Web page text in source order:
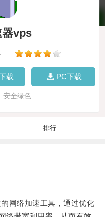
器vps
载 PC下载
安全绿色
排行
网络加速工具，通过优化